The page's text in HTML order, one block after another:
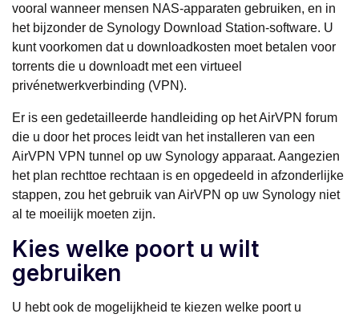
vooral wanneer mensen NAS-apparaten gebruiken, en in
het bijzonder de Synology Download Station-software. U
kunt voorkomen dat u downloadkosten moet betalen voor
torrents die u downloadt met een virtueel
privénetwerkverbinding (VPN).
Er is een gedetailleerde handleiding op het AirVPN forum
die u door het proces leidt van het installeren van een
AirVPN VPN tunnel op uw Synology apparaat. Aangezien
het plan rechttoe rechtaan is en opgedeeld in afzonderlijke
stappen, zou het gebruik van AirVPN op uw Synology niet
al te moeilijk moeten zijn.
Kies welke poort u wilt
gebruiken
U hebt ook de mogelijkheid te kiezen welke poort u